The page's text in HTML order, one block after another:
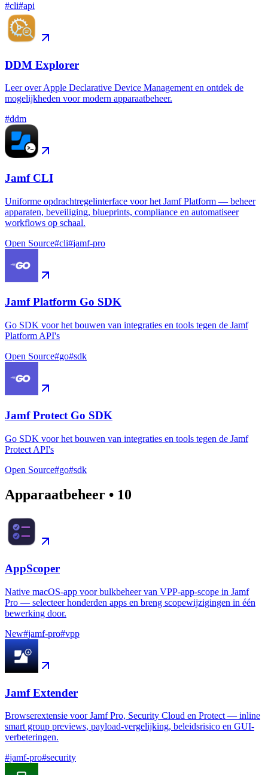
#cli#api
DDM Explorer
Leer over Apple Declarative Device Management en ontdek de
mogelijkheden voor modern apparaatbeheer.
#ddm
Jamf CLI
Uniforme opdrachtregelinterface voor het Jamf Platform — beheer
apparaten, beveiliging, blueprints, compliance en automatiseer
workflows op schaal.
Open Source#cli#jamf-pro
Jamf Platform Go SDK
Go SDK voor het bouwen van integraties en tools tegen de Jamf
Platform API's
Open Source#go#sdk
Jamf Protect Go SDK
Go SDK voor het bouwen van integraties en tools tegen de Jamf
Protect API's
Open Source#go#sdk
Apparaatbeheer • 10
AppScoper
Native macOS-app voor bulkbeheer van VPP-app-scope in Jamf
Pro — selecteer honderden apps en breng scopewijzigingen in één
bewerking door.
New#jamf-pro#vpp
Jamf Extender
Browserextensie voor Jamf Pro, Security Cloud en Protect — inline
smart group previews, payload-vergelijking, beleidsrisico en GUI-
verbeteringen.
#jamf-pro#security